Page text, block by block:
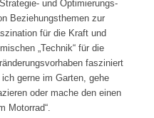
und Optimierungs-
Beziehungsthemen zur
für die Kraft und
„Technik“ für die
fasziniert
gerne im Garten, gehe
oder mache den einen
Motorrad“.